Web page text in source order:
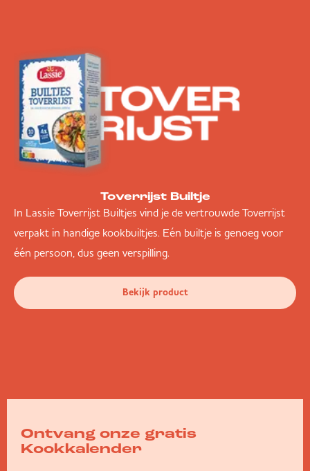
Toverrijst Builtje
In Lassie Toverrijst Builtjes vind je de vertrouwde Toverrijst
verpakt in handige kookbuiltjes. Eén builtje is genoeg voor
één persoon, dus geen verspilling.
Bekijk product
Ontvang onze gratis
Kookkalender